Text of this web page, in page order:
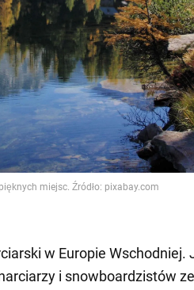
w Europie Wschodniej.
i snowboardzistów